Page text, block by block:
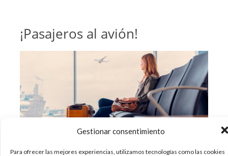
Gestionar consentimiento
Para ofrecer las mejores experiencias, utilizamos tecnologías como las cookies
¡Pasajeros al avión!